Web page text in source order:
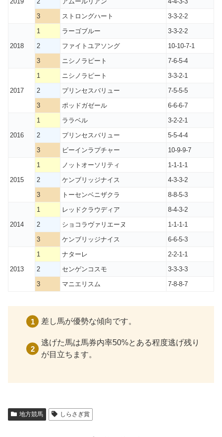
3
ストロングハート 3-3-2-2
2018
1 ラーゴブルー
3-3-2-2
2
ファイトユアソング
10-10-7-1
3
ニシノラピート 7-6-5-4
2017
1 ニシノラピート
3-3-2-1
2
プリンセスバリュー
7-5-5-5
3
ポッドガゼール 6-6-6-7
2016
1 ララベル
3-2-2-1
2
プリンセスバリュー
5-5-4-4
3
ビーインラプチャー 10-9-9-7
2015
1 ノットオーソリティ
1-1-1-1
2
ケンブリッジナイス
4-3-3-2
3
トーセンベニザクラ 8-8-5-3
2014
1 レッドクラウディア
8-4-3-2
2
ショコラヴァリエーヌ
1-1-1-1
3
ケンブリッジナイス 6-6-5-3
2013
1 ナターレ
2-2-1-1
2
センゲンコスモ
3-3-3-3
3
マニエリスム 7-8-8-7
差し馬が優勢な傾向です。
逃げた馬は馬券内率50%とある程度逃げ残り
が目立ちます。
地方競馬 しらさぎ賞